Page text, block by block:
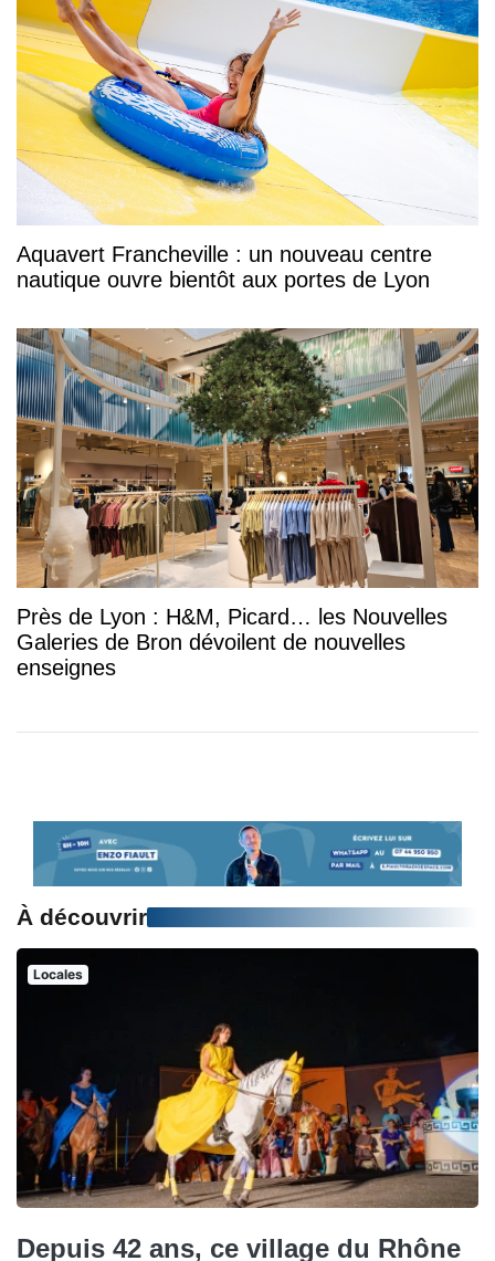
Aquavert Francheville : un nouveau centre
nautique ouvre bientôt aux portes de Lyon
Près de Lyon : H&M, Picard… les Nouvelles
Galeries de Bron dévoilent de nouvelles
enseignes
À découvrir
Locales
Depuis 42 ans, ce village du Rhône